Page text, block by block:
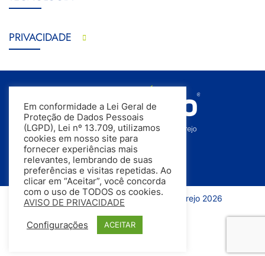
PRIVACIDADE
Todos os direitos reservados | InfoVarejo 2026
Em conformidade a Lei Geral de
Proteção de Dados Pessoais
(LGPD), Lei nº 13.709, utilizamos
cookies em nosso site para
fornecer experiências mais
relevantes, lembrando de suas
preferências e visitas repetidas. Ao
clicar em “Aceitar”, você concorda
com o uso de TODOS os cookies.
AVISO DE PRIVACIDADE
Configurações ACEITAR